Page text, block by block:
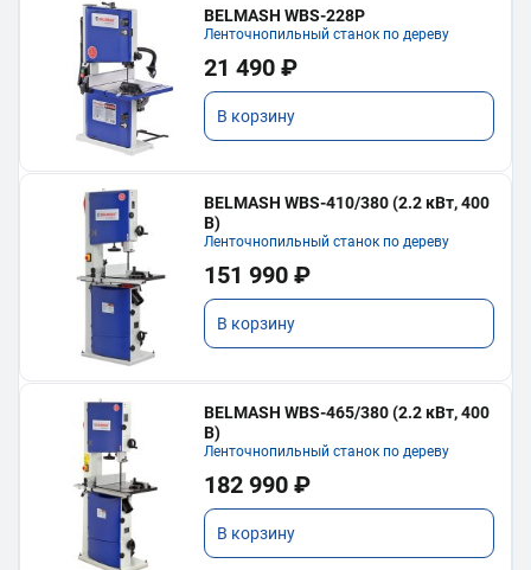
BELMASH WBS-228P
Ленточнопильный станок по дереву
21 490 ₽
В корзину
BELMASH WBS-410/380 (2.2 кВт, 400
В)
Ленточнопильный станок по дереву
151 990 ₽
В корзину
BELMASH WBS-465/380 (2.2 кВт, 400
В)
Ленточнопильный станок по дереву
182 990 ₽
В корзину